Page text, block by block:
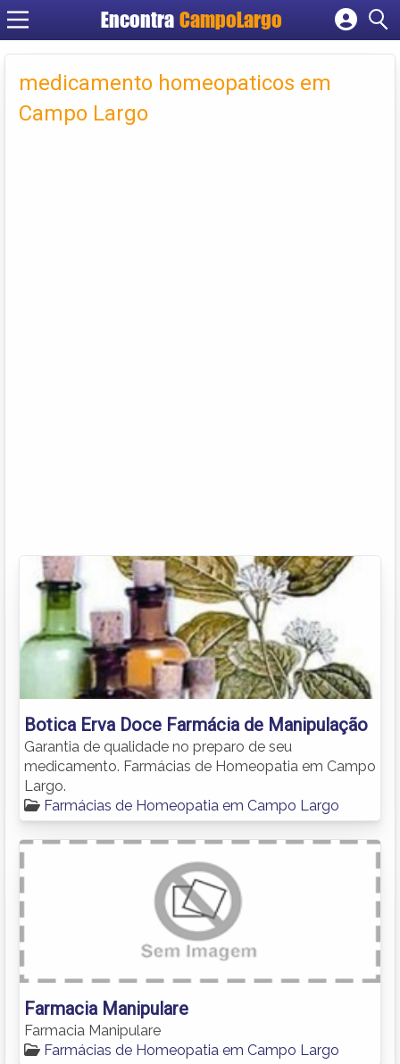
Encontra CampoLargo
Cadastrar empresa
Criar conta
medicamento homeopaticos em
Campo Largo
Botica Erva Doce Farmácia de Manipulação
Garantia de qualidade no preparo de seu
medicamento. Farmácias de Homeopatia em Campo
Largo.
Farmácias de Homeopatia em Campo Largo
Farmacia Manipulare
Farmacia Manipulare
Farmácias de Homeopatia em Campo Largo